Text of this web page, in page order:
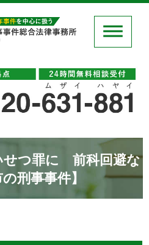
せつ罪に 前科回避な
刑事事件】